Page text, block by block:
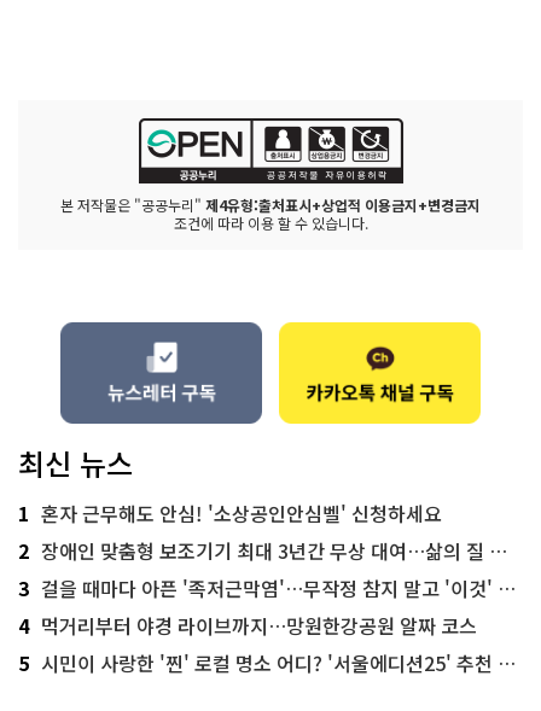
본 저작물은 "공공누리" 제4유형:출처표시+상업적 이용금지+변경금지
조건에 따라 이용 할 수 있습니다.
최신 뉴스
1 혼자 근무해도 안심! '소상공인안심벨' 신청하세요
2 장애인 맞춤형 보조기기 최대 3년간 무상 대여…삶의 질 높인다
3 걸을 때마다 아픈 '족저근막염'…무작정 참지 말고 '이것' 해보세요!
4 먹거리부터 야경 라이브까지…망원한강공원 알짜 코스
5 시민이 사랑한 '찐' 로컬 명소 어디? '서울에디션25' 추천 코스